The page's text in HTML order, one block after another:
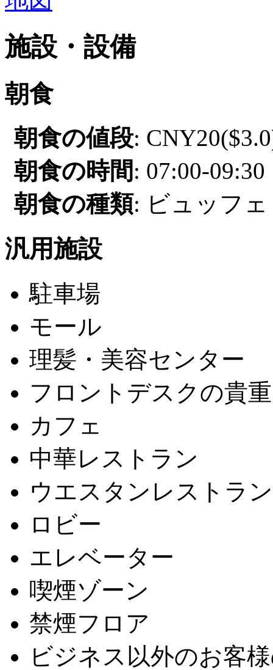
施設・設備
朝食
朝食の値段:
朝食の時間: 07:00-09:30
朝食の種類: ビュッフ
汎用施設
駐車場
モール
理髪・美容センター
フロントデスクの貴
カフェ
中華レストラン
ウエスタンレストラン
ロビー
エレベーター
喫煙ゾーン
禁煙フロア
ビジネス以外のお客